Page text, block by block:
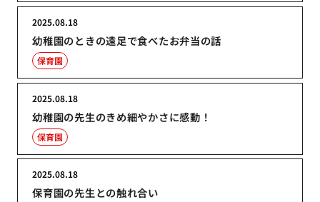
幼稚園のときの遠足で食べたお弁当の話
2025.08.18
保育園
幼稚園の先生のきめ細やかさに感動！
2025.08.18
保育園
保育園の先生との触れ合い
2025.08.18